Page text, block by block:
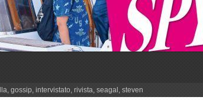
, gossip, intervistato, rivista, seagal, steven